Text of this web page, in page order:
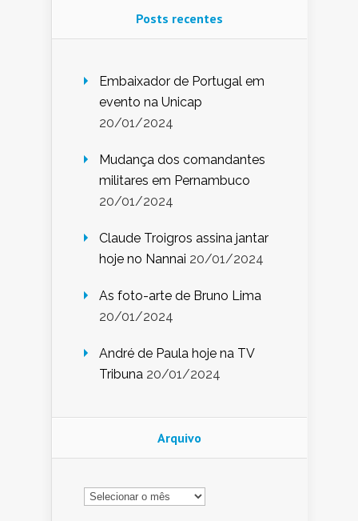
Posts recentes
Embaixador de Portugal em
evento na Unicap
20/01/2024
Mudança dos comandantes
militares em Pernambuco
20/01/2024
Claude Troigros assina jantar
hoje no Nannai 20/01/2024
As foto-arte de Bruno Lima
20/01/2024
André de Paula hoje na TV
Tribuna 20/01/2024
Arquivo
Arquivo